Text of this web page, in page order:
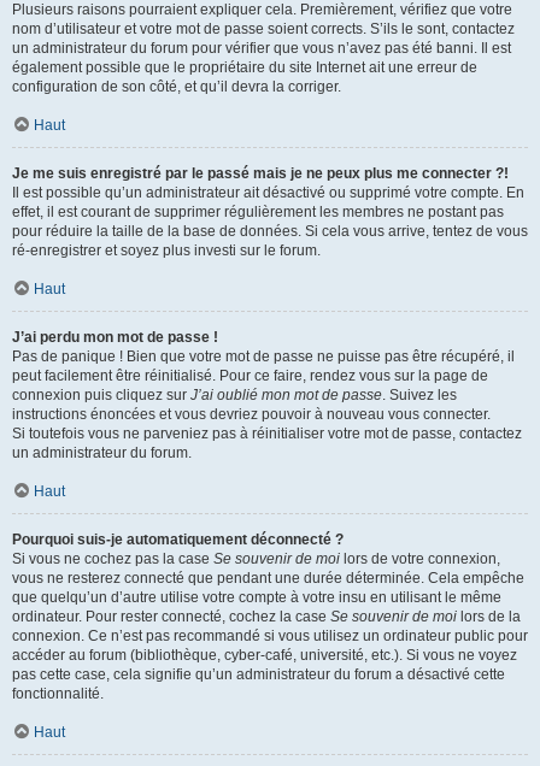
Plusieurs raisons pourraient expliquer cela. Premièrement, vérifiez que votre
nom d’utilisateur et votre mot de passe soient corrects. S’ils le sont, contactez
un administrateur du forum pour vérifier que vous n’avez pas été banni. Il est
également possible que le propriétaire du site Internet ait une erreur de
configuration de son côté, et qu’il devra la corriger.
Haut
Je me suis enregistré par le passé mais je ne peux plus me connecter ?!
Il est possible qu’un administrateur ait désactivé ou supprimé votre compte. En
effet, il est courant de supprimer régulièrement les membres ne postant pas
pour réduire la taille de la base de données. Si cela vous arrive, tentez de vous
ré-enregistrer et soyez plus investi sur le forum.
Haut
J’ai perdu mon mot de passe !
Pas de panique ! Bien que votre mot de passe ne puisse pas être récupéré, il
peut facilement être réinitialisé. Pour ce faire, rendez vous sur la page de
connexion puis cliquez sur J’ai oublié mon mot de passe. Suivez les
instructions énoncées et vous devriez pouvoir à nouveau vous connecter.
Si toutefois vous ne parveniez pas à réinitialiser votre mot de passe, contactez
un administrateur du forum.
Haut
Pourquoi suis-je automatiquement déconnecté ?
Si vous ne cochez pas la case Se souvenir de moi lors de votre connexion,
vous ne resterez connecté que pendant une durée déterminée. Cela empêche
que quelqu’un d’autre utilise votre compte à votre insu en utilisant le même
ordinateur. Pour rester connecté, cochez la case Se souvenir de moi lors de la
connexion. Ce n’est pas recommandé si vous utilisez un ordinateur public pour
accéder au forum (bibliothèque, cyber-café, université, etc.). Si vous ne voyez
pas cette case, cela signifie qu’un administrateur du forum a désactivé cette
fonctionnalité.
Haut